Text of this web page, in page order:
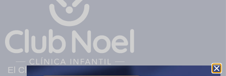
El Club Noel es una clínica infantil privada sin ánimo